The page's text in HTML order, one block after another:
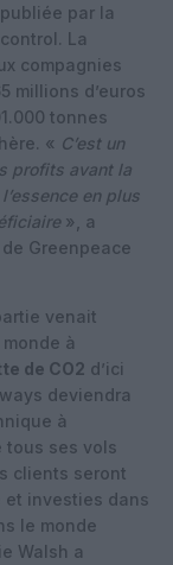
par la
La
compagnies
millions d’euros
tonnes
« C’est un
profits avant la
en plus
», a
Greenpeace
venait
à
de CO2 d’ici
deviendra
à
tous ses vols
clients seront
et investies dans
le monde
Walsh a